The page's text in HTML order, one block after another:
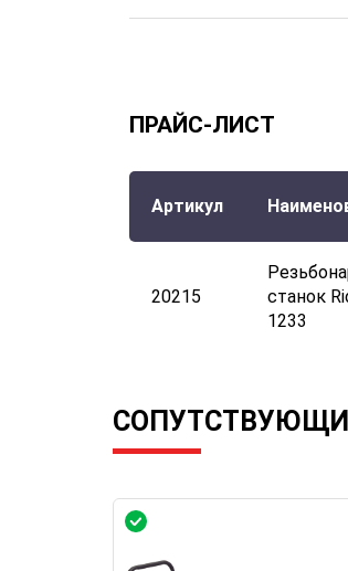
ПРАЙС-ЛИСТ
Артикул
20215
станок
1233